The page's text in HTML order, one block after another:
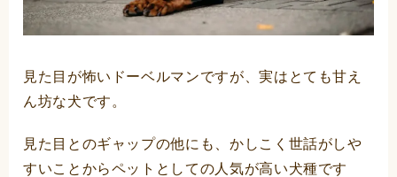
見た目が怖いドーベルマンですが、実はとても甘え
ん坊な犬です。
見た目とのギャップの他にも、かしこく世話がしや
すいことからペットとしての人気が高い犬種です